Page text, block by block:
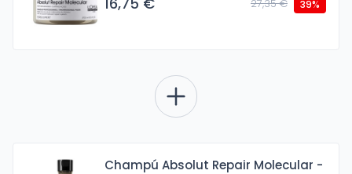
27,35 € 39%
Champú Absolut Repair Molecular -